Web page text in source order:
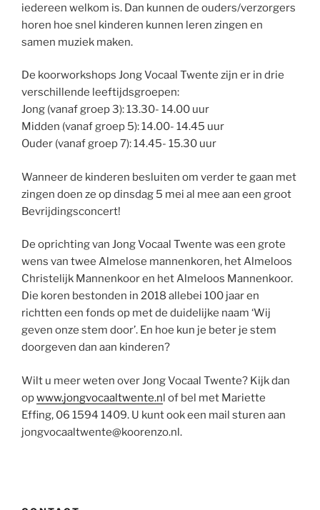
iedereen welkom is. Dan kunnen de ouders/verzorgers
horen hoe snel kinderen kunnen leren zingen en
samen muziek maken.
De koorworkshops Jong Vocaal Twente zijn er in drie
verschillende leeftijdsgroepen:
Jong (vanaf groep 3): 13.30- 14.00 uur
Midden (vanaf groep 5): 14.00- 14.45 uur
Ouder (vanaf groep 7): 14.45- 15.30 uur
Wanneer de kinderen besluiten om verder te gaan met
zingen doen ze op dinsdag 5 mei al mee aan een groot
Bevrijdingsconcert!
De oprichting van Jong Vocaal Twente was een grote
wens van twee Almelose mannenkoren, het Almeloos
Christelijk Mannenkoor en het Almeloos Mannenkoor.
Die koren bestonden in 2018 allebei 100 jaar en
richtten een fonds op met de duidelijke naam ‘Wij
geven onze stem door’. En hoe kun je beter je stem
doorgeven dan aan kinderen?
Wilt u meer weten over Jong Vocaal Twente? Kijk dan
opwww.jongvocaaltwente.nl of bel met Mariette
Effing, 06 1594 1409. U kunt ook een mail sturen aan
jongvocaaltwente@koorenzo.nl.